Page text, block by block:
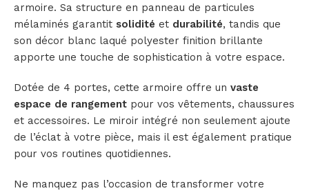
armoire. Sa structure en panneau de particules
mélaminés garantit solidité et durabilité, tandis que
son décor blanc laqué polyester finition brillante
apporte une touche de sophistication à votre espace.
Dotée de 4 portes, cette armoire offre un vaste
espace de rangement pour vos vêtements, chaussures
et accessoires. Le miroir intégré non seulement ajoute
de l’éclat à votre pièce, mais il est également pratique
pour vos routines quotidiennes.
Ne manquez pas l’occasion de transformer votre